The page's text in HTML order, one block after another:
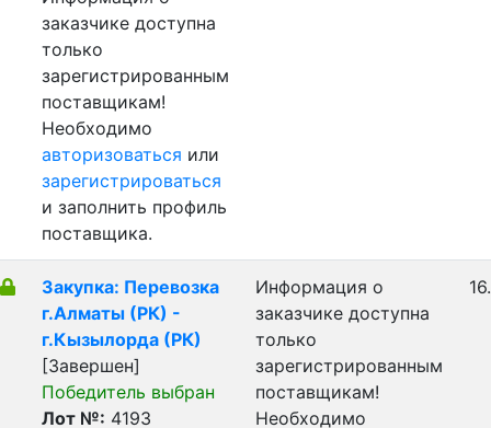
заказчике доступна
только
зарегистрированным
поставщикам!
Необходимо
авторизоваться или
зарегистрироваться
и заполнить профиль
поставщика.
Закупка: Перевозка
г.Алматы (РК) -
г.Кызылорда (РК)
[Завершен]
Победитель выбран
Лот №: 4193
Информация о
заказчике доступна
только
зарегистрированным
поставщикам!
Необходимо